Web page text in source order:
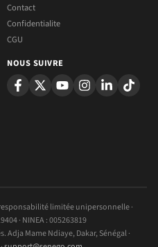
Contact
Confidentialite
CGU
NOUS SUIVRE
limitée unipersonnelle ·
· NINEA : 005263819
Adja Mame Ndiaye, Dakar, Sénégal ·